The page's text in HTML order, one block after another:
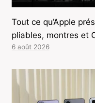
Tout ce qu’Apple
pliables, montres et
6 août 2026